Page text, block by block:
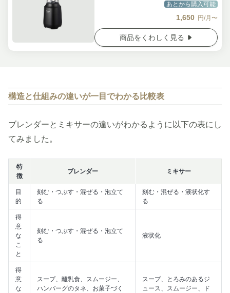
あとから購入可能
1,650 円/月〜
商品をくわしく見る
構造と仕組みの違いが一目でわかる比較表
ブレンダーとミキサーの違いがわかるように以下の表にし
てみました。
特
徴
ブレンダー ミキサー
目
的
刻む・つぶす・混ぜる・泡立て
る
刻む・混ぜる・液状化す
る
得
意
な
こ
と
刻む・つぶす・混ぜる・泡立て
る
液状化
得
意
な
スープ、離乳食、スムージー、
ハンバーグのタネ、お菓子づく
スープ、とろみのあるジ
ュース、スムージー、ド